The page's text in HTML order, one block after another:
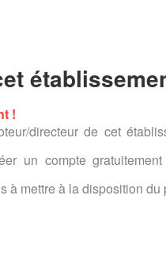
!
directeur de cet
un compte gratuitement
à mettre à la disposition du